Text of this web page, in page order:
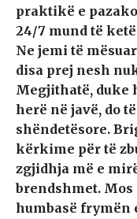
praktikë e
24/7 mund të
Ne jemi të
disa prej nesh
Megjithatë, duke
herë në javë, do
shëndetësore.
kërkime për të
zgjidhja më e
brendshmet.
humbasë frymën